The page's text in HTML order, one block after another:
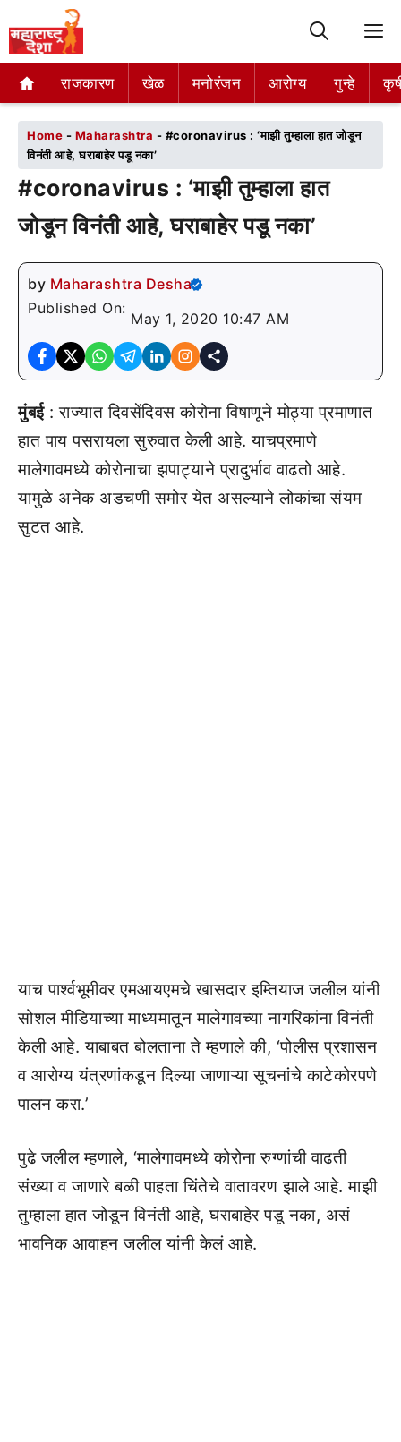
राजकारण खेळ मनोरंजन आरोग्य गुन्हे
राजकारण खेळ मनोरंजन आरोग्य गुन्हे
Home - Maharashtra - #coronavirus : ‘माझी तुम्हाला हात जोडून
विनंती आहे, घराबाहेर पडू नका’
#coronavirus : ‘माझी तुम्हाला हात
जोडून विनंती आहे, घराबाहेर पडू नका’
by Maharashtra Desha
Published On:
May 1, 2020 10:47 AM
मुंबई: राज्यात दिवसेंदिवस कोरोना विषाणूने मोठ्या प्रमाणात
हात पाय पसरायला सुरुवात केली आहे. याचप्रमाणे
मालेगावमध्ये कोरोनाचा झपाट्याने प्रादुर्भाव वाढतो आहे.
यामुळे अनेक अडचणी समोर येत असल्याने लोकांचा संयम
सुटत आहे.
याच पार्श्वभूमीवर एमआयएमचे खासदार इम्तियाज जलील यांनी
सोशल मीडियाच्या माध्यमातून मालेगावच्या नागरिकांना विनंती
केली आहे. याबाबत बोलताना ते म्हणाले की, ‘पोलीस प्रशासन
व आरोग्य यंत्रणांकडून दिल्या जाणाऱ्या सूचनांचे काटेकोरपणे
पालन करा.’
पुढे जलील म्हणाले, ‘मालेगावमध्ये कोरोना रुग्णांची वाढती
संख्या व जाणारे बळी पाहता चिंतेचे वातावरण झाले आहे. माझी
तुम्हाला हात जोडून विनंती आहे, घराबाहेर पडू नका, असं
भावनिक आवाहन जलील यांनी केलं आहे.